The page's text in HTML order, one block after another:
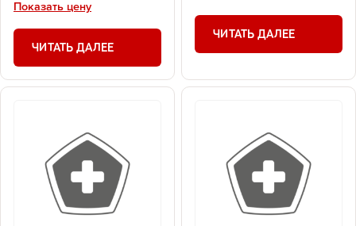
Показать цену
ЧИТАТЬ ДАЛЕЕ
ЧИТАТЬ ДАЛЕЕ